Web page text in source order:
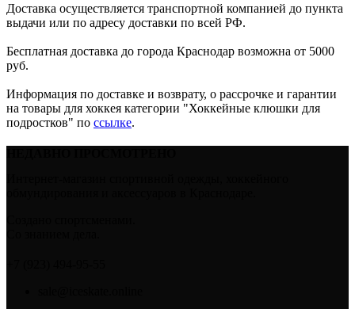
Доставка осуществляется транспортной компанией до пункта
выдачи или по адресу доставки по всей РФ.
Бесплатная доставка до города Краснодар возможна от 5000
руб.
Информация по доставке и возврату, о рассрочке и гарантии
на товары для хоккея категории "Хоккейные клюшки для
подростков" по ссылке.